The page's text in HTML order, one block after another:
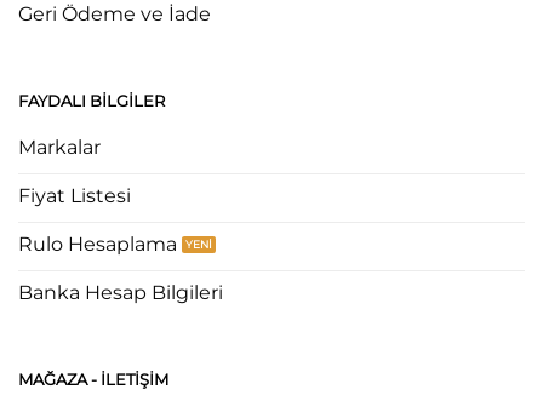
Geri Ödeme ve İade
FAYDALI BILGILER
Markalar
Fiyat Listesi
Rulo Hesaplama
Banka Hesap Bilgileri
MAĞAZA - ILETIŞIM